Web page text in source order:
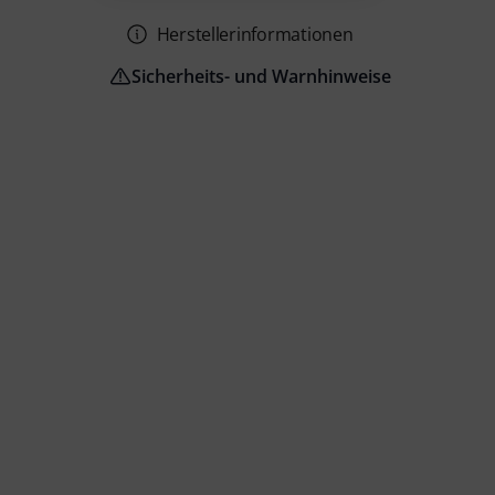
Herstellerinformationen
Sicherheits- und Warnhinweise